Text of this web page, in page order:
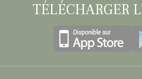
TÉLÉCHARGER